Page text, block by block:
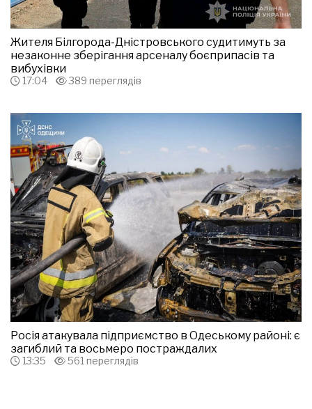
Жителя Білгорода-Дністровського судитимуть за
незаконне зберігання арсеналу боєприпасів та
вибухівки
17:04 389 переглядів
Росія атакувала підприємство в Одеському районі: є
загиблий та восьмеро постраждалих
13:35 561 переглядів